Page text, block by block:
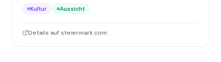
Kultur Aussicht
Details auf steiermark.com